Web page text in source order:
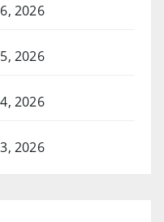
2026
2026
2026
2026